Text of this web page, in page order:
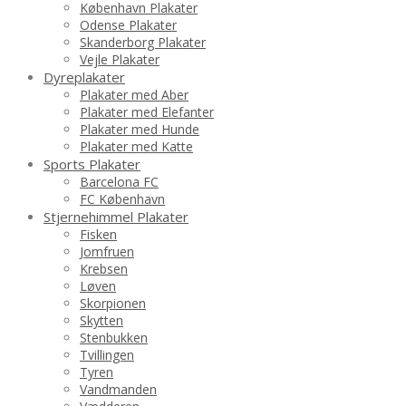
København Plakater
Odense Plakater
Skanderborg Plakater
Vejle Plakater
Dyreplakater
Plakater med Aber
Plakater med Elefanter
Plakater med Hunde
Plakater med Katte
Sports Plakater
Barcelona FC
FC København
Stjernehimmel Plakater
Fisken
Jomfruen
Krebsen
Løven
Skorpionen
Skytten
Stenbukken
Tvillingen
Tyren
Vandmanden